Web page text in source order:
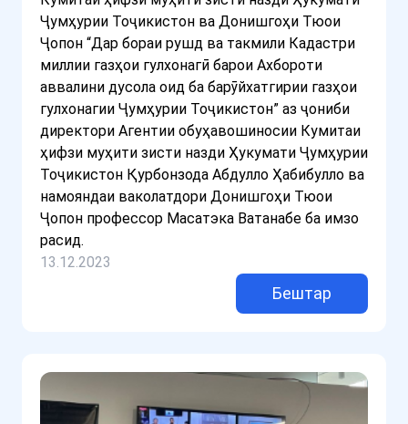
Ҷумҳурии Тоҷикистон ва Донишгоҳи Тюои
Ҷопон “Дар бораи рушд ва такмили Кадастри
миллии газҳои гулхонагӣ барои Ахбороти
аввалини дусола оид ба барӯйхатгирии газҳои
гулхонагии Ҷумҳурии Тоҷикистон” аз ҷониби
директори Агентии обуҳавошиносии Кумитаи
ҳифзи муҳити зисти назди Ҳукумати Ҷумҳурии
Тоҷикистон Қурбонзода Абдулло Ҳабибулло ва
намояндаи ваколатдори Донишгоҳи Тюои
Ҷопон профессор Масатэка Ватанабе ба имзо
расид.
13.12.2023
Бештар